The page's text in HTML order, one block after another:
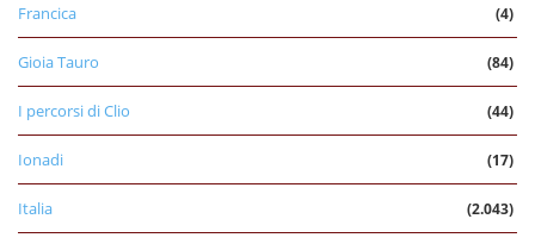
Francica (4)
Gioia Tauro (84)
I percorsi di Clio (44)
Ionadi (17)
Italia (2.043)